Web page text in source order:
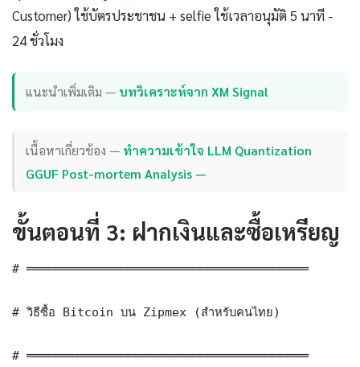
Customer) ใช้บัตรประชาชน + selfie ใช้เวลาอนุมัติ 5 นาที -
24 ชั่วโมง
แนะนำเพิ่มเติม — บทวิเคราะห์จาก XM Signal
เนื้อหาเกี่ยวข้อง — ทำความเข้าใจ LLM Quantization
GGUF Post-mortem Analysis —
ขั้นตอนที่ 3: ฝากเงินและซื้อเหรียญ
# ═══════════════════════════════════════
# วิธีซื้อ Bitcoin บน Zipmex (สำหรับคนไทย)
# ═══════════════════════════════════════